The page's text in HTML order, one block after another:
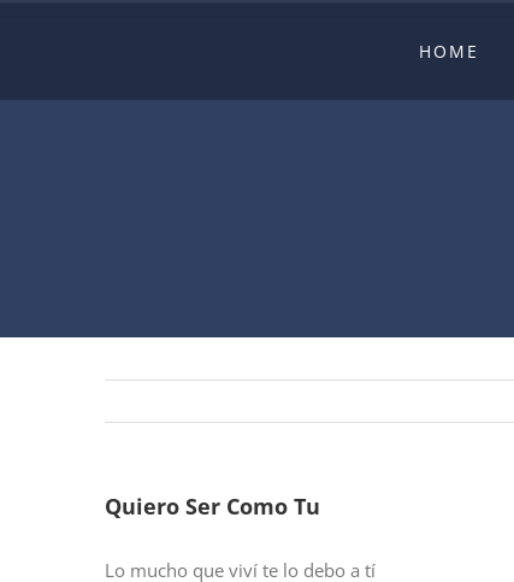
HOME
Quiero Ser Como Tu
Lo mucho que viví te lo debo a tí